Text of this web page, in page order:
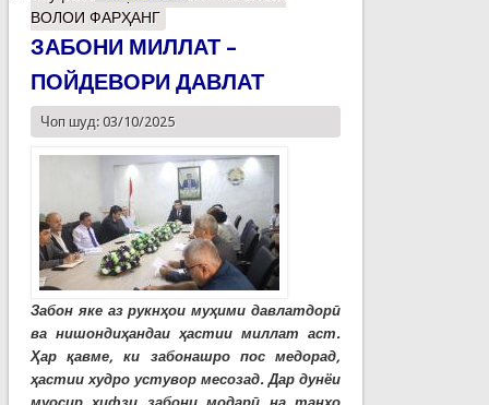
ВОЛОИ ФАРҲАНГ
ЗАБОНИ МИЛЛАТ –
ПОЙДЕВОРИ ДАВЛАТ
Чоп шуд: 03/10/2025
Забон яке аз рукнҳои муҳими давлатдорӣ
ва нишондиҳандаи ҳастии миллат аст.
Ҳар қавме, ки забонашро пос медорад,
ҳастии худро устувор месозад. Дар дунёи